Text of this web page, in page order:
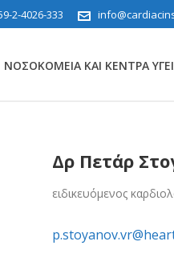
2-4026-333
ΝΟΣΟΚΟΜΕΊΑ ΚΑΙ ΚΈΝΤΡΑ
Δρ Πετάρ
ειδικευόμενος